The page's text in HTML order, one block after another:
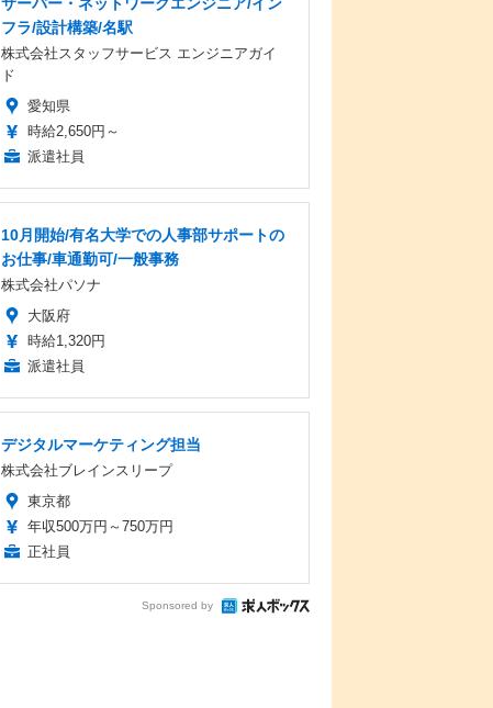
サーバー・ネットワークエンジニア/イン
フラ/設計構築/名駅
株式会社スタッフサービス エンジニアガイ
ド
愛知県
時給2,650円～
派遣社員
10月開始/有名大学での人事部サポートの
お仕事/車通勤可/一般事務
株式会社パソナ
大阪府
時給1,320円
派遣社員
デジタルマーケティング担当
株式会社ブレインスリープ
東京都
年収500万円～750万円
正社員
Sponsored by